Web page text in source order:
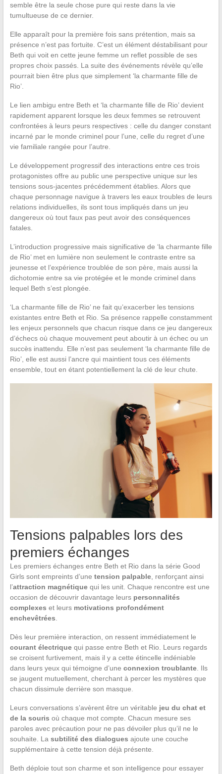
semble être la seule chose pure qui reste dans la vie
tumultueuse de ce dernier.
Elle apparaît pour la première fois sans prétention, mais sa
présence n’est pas fortuite. C’est un élément déstabilisant pour
Beth qui voit en cette jeune femme un reflet possible de ses
propres choix passés. La suite des événements révèle qu’elle
pourrait bien être plus que simplement ‘la charmante fille de
Rio’.
Le lien ambigu entre Beth et ‘la charmante fille de Rio’ devient
rapidement apparent lorsque les deux femmes se retrouvent
confrontées à leurs peurs respectives : celle du danger constant
incarné par le monde criminel pour l’une, celle du regret d’une
vie familiale rangée pour l’autre.
Le développement progressif des interactions entre ces trois
protagonistes offre au public une perspective unique sur les
tensions sous-jacentes précédemment établies. Alors que
chaque personnage navigue à travers les eaux troubles de leurs
relations individuelles, ils sont tous impliqués dans un jeu
dangereux où tout faux pas peut avoir des conséquences
fatales.
L’introduction progressive mais significative de ‘la charmante fille
de Rio’ met en lumière non seulement le contraste entre sa
jeunesse et l’expérience troublée de son père, mais aussi la
dichotomie entre sa vie protégée et le monde criminel dans
lequel Beth s’est plongée.
‘La charmante fille de Rio’ ne fait qu’exacerber les tensions
existantes entre Beth et Rio. Sa présence rappelle constamment
les enjeux personnels que chacun risque dans ce jeu dangereux
d’échecs où chaque mouvement peut aboutir à un échec ou un
succès inattendu. Elle n’est pas seulement ‘la charmante fille de
Rio’, elle est aussi l’ancre qui maintient tous ces éléments
ensemble, tout en étant potentiellement la clé de leur chute.
Tensions palpables lors des
premiers échanges
Les premiers échanges entre Beth et Rio dans la série Good
Girls sont empreints d’une tension palpable, renforçant ainsi
l’attraction magnétiquequi les unit. Chaque rencontre est une
occasion de découvrir davantage leurs personnalités
complexes et leurs motivations profondément
enchevêtrées
Dès leur première interaction, on ressent immédiatement le
courant électriquequi passe entre Beth et Rio. Leurs regards
se croisent furtivement, mais il y a cette étincelle indéniable
dans leurs yeux qui témoigne d’une connexion troublante. Ils
se jaugent mutuellement, cherchant à percer les mystères que
chacun dissimule derrière son masque.
Leurs conversations s’avèrent être un véritable jeu du chat et
de la souris où chaque mot compte. Chacun mesure ses
paroles avec précaution pour ne pas dévoiler plus qu’il ne le
souhaite. La subtilité des dialogues ajoute une couche
supplémentaire à cette tension déjà présente.
Beth déploie tout son charme et son intelligence pour essayer